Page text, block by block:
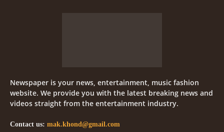
Newspaper is your news, entertainment, music fashion
website. We provide you with the latest breaking news and
videos straight from the entertainment industry.
Contact us: mak.khond@gmail.com